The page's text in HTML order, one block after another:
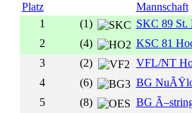
Platz
Mannschaft
1
(1)
SKC 89 St.
2
(4)
KSC 81
3
(2)
VFL/NT
4
(6)
BG
5
(8)
BG